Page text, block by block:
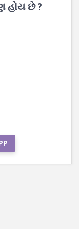
હોય છે ?